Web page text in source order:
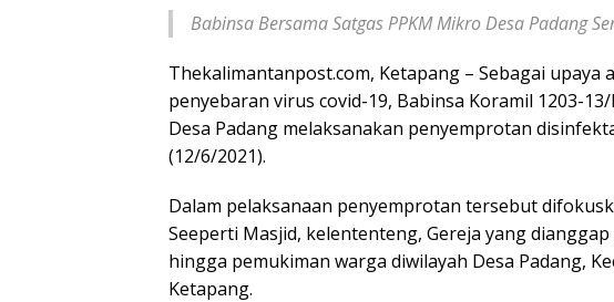
Babinsa Bersama Satgas PPKM Mikro Desa Padang
Thekalimantanpost.com, Ketapang – Sebagai upaya
penyebaran virus covid-19, Babinsa Koramil 1203-
Desa Padang melaksanakan penyemprotan
(12/6/2021).
Dalam pelaksanaan penyemprotan tersebut
Seeperti Masjid, kelententeng, Gereja yang
hingga pemukiman warga diwilayah Desa Padang,
Ketapang.